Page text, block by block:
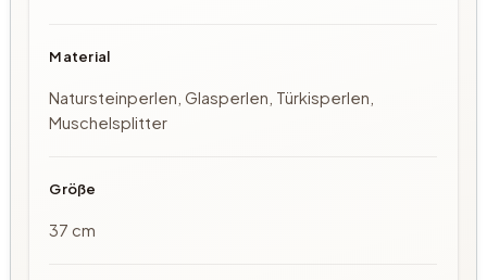
Material
Natursteinperlen, Glasperlen, Türkisperlen,
Muschelsplitter
Größe
37 cm